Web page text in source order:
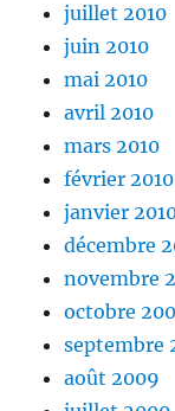
juillet 2010
juin 2010
mai 2010
avril 2010
mars 2010
février 2010
janvier
décembre
novembre
octobre
septembre
août 2009